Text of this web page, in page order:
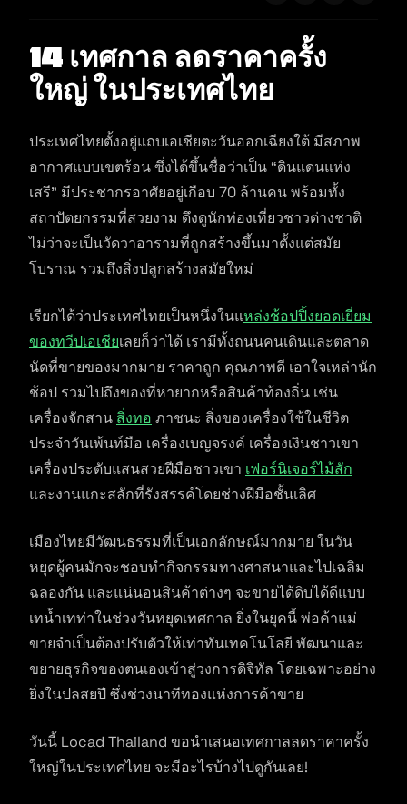
14 เทศกาล ลดราคาครั้ง
ใหญ่ ในประเทศไทย
ประเทศไทยตั้งอยู่แถบเอเชียตะวันออกเฉียงใต้ มีสภาพ
อากาศแบบเขตร้อน ซึ่งได้ขึ้นชื่อว่าเป็น “ดินแดนแห่ง
เสรี” มีประชากรอาศัยอยู่เกือบ 70 ล้านคน พร้อมทั้ง
สถาปัตยกรรมที่สวยงาม ดึงดูนักท่องเที่ยวชาวต่างชาติ
ไม่ว่าจะเป็นวัดวาอารามที่ถูกสร้างขึ้นมาตั้งแต่สมัย
โบราณ รวมถึงสิ่งปลูกสร้างสมัยใหม่
เรียกได้ว่าประเทศไทยเป็นหนึ่งในแหล่งช้อปปิ้งยอดเยี่ยม
ของทวีปเอเชียเลยก็ว่าได้ เรามีทั้งถนนคนเดินและตลาด
นัดที่ขายของมากมาย ราคาถูก คุณภาพดี เอาใจเหล่านัก
ช้อป รวมไปถึงของที่หายากหรือสินค้าท้องถิ่น เช่น
เครื่องจักสาน สิ่งทอ ภาชนะ สิ่งของเครื่องใช้ในชีวิต
ประจำวันเพ้นท์มือ เครื่องเบญจรงค์ เครื่องเงินชาวเขา
เครื่องประดับแสนสวยฝีมือชาวเขา เฟอร์นิเจอร์ไม้สัก
และงานแกะสลักที่รังสรรค์โดยช่างฝีมือชั้นเลิศ
เมืองไทยมีวัฒนธรรมที่เป็นเอกลักษณ์มากมาย ในวัน
หยุดผู้คนมักจะชอบทำกิจกรรมทางศาสนาและไปเฉลิม
ฉลองกัน และแน่นอนสินค้าต่างๆ จะขายได้ดิบได้ดีแบบ
เทน้ำเทท่าในช่วงวันหยุดเทศกาล ยิ่งในยุคนี้ พ่อค้าแม่
ขายจำเป็นต้องปรับตัวให้เท่าทันเทคโนโลยี พัฒนาและ
ขยายธุรกิจของตนเองเข้าสู่วงการดิจิทัล โดยเฉพาะอย่าง
ยิ่งในปลสยปี ซึ่งช่วงนาทีทองแห่งการค้าขาย
วันนี้ Locad Thailand ขอนำเสนอเทศกาลลดราคาครั้ง
ใหญ่ในประเทศไทย จะมีอะไรบ้างไปดูกันเลย!